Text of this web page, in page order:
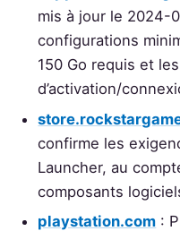
mis à jour le 2024-
configurations
150 Go requis et
d’activation/
confirme les
Launcher, au
composants
playstation.com :